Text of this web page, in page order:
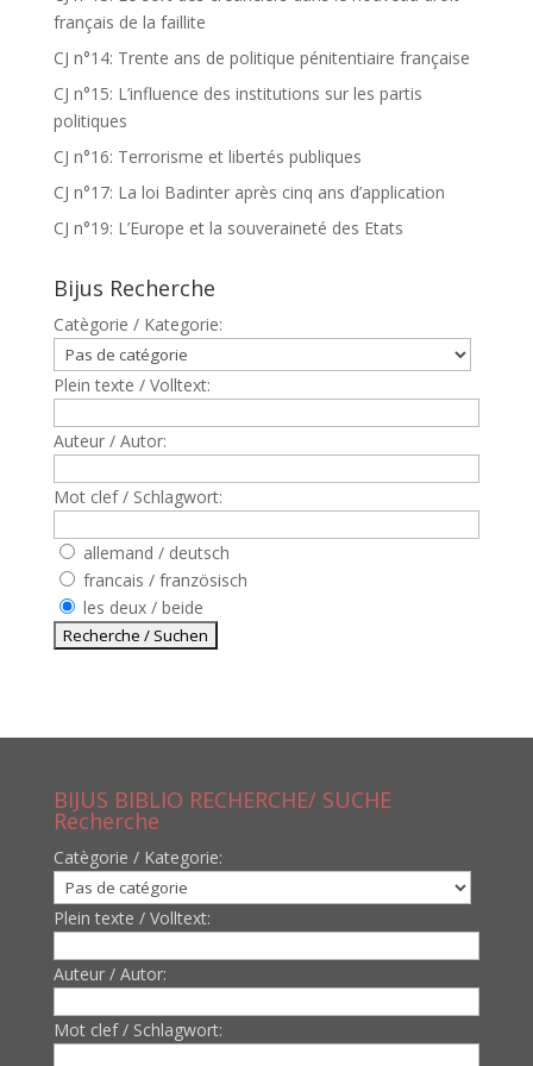
français de la faillite
CJ n°14: Trente ans de politique pénitentiaire française
CJ n°15: L’influence des institutions sur les partis
politiques
CJ n°16: Terrorisme et libertés publiques
CJ n°17: La loi Badinter après cinq ans d’application
CJ n°19: L’Europe et la souveraineté des Etats
Bijus Recherche
Catègorie / Kategorie:
Plein texte / Volltext:
Auteur / Autor:
Mot clef / Schlagwort:
allemand / deutsch
francais / französisch
les deux / beide
BIJUS BIBLIO RECHERCHE/ SUCHE
Recherche
Catègorie / Kategorie:
Plein texte / Volltext:
Auteur / Autor:
Mot clef / Schlagwort: